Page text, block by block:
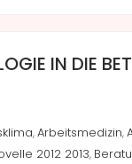
IN DIE
,Arbeitsmedizin,
2012 2013,